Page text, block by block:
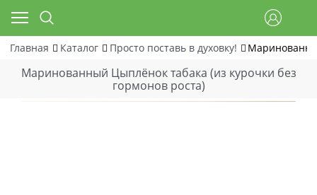
Главная Каталог Просто поставь в духовку!
Маринованный Цыплёнок табака (из курочки без
гормонов роста)